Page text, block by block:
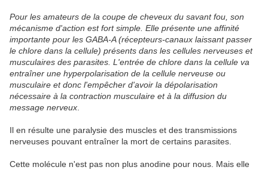
Pour les amateurs de la coupe de cheveux du savant fou, son
mécanisme d'action est fort simple. Elle présente une affinité
importante pour les GABA-A (récepteurs-canaux laissant passer
le chlore dans la cellule) présents dans les cellules nerveuses et
musculaires des parasites. L'entrée de chlore dans la cellule va
entraîner une hyperpolarisation de la cellule nerveuse ou
musculaire et donc l'empêcher d'avoir la dépolarisation
nécessaire à la contraction musculaire et à la diffusion du
message nerveux
Il en résulte une paralysie des muscles et des transmissions
nerveuses pouvant entraîner la mort de certains parasites.
Cette molécule n'est pas non plus anodine pour nous. Mais elle